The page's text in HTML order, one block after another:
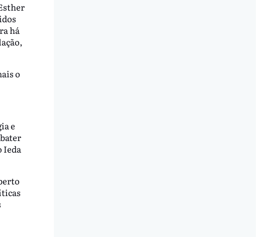
há
o
e
Ieda